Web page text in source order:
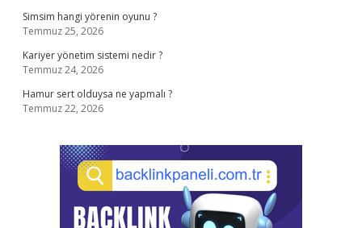
Simsim hangi yörenin oyunu ?
Temmuz 25, 2026
Kariyer yönetim sistemi nedir ?
Temmuz 24, 2026
Hamur sert olduysa ne yapmalı ?
Temmuz 22, 2026